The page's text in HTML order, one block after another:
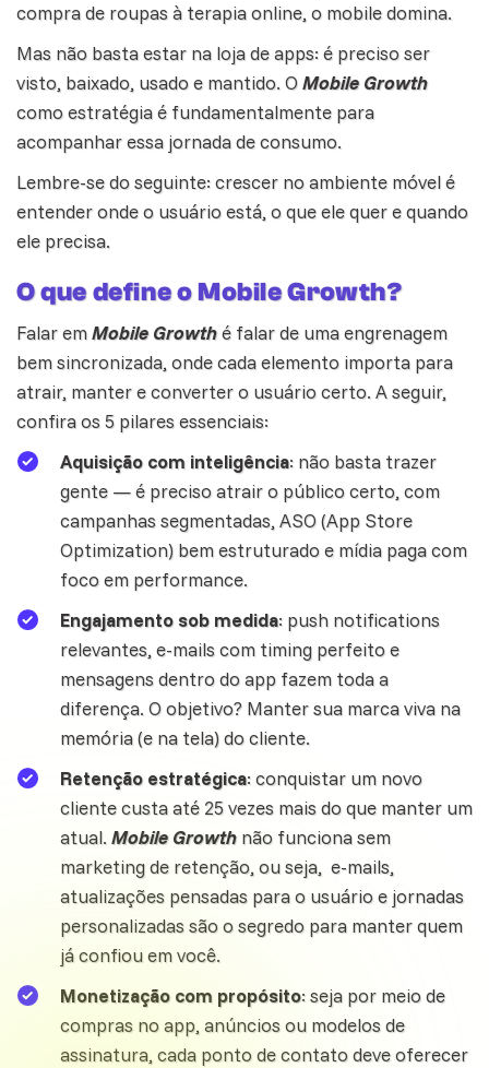
compra de roupas à terapia online, o mobile domina.
Mas não basta estar na loja de apps: é preciso ser
visto, baixado, usado e mantido. OMobile Growth
como estratégia é fundamentalmente para
acompanhar essa jornada de consumo.
Lembre-se do seguinte: crescer no ambiente móvel é
entender onde o usuário está, o que ele quer e quando
ele precisa.
O que define o Mobile Growth?
Falar emMobile Growthé falar de uma engrenagem
bem sincronizada, onde cada elemento importa para
atrair, manter e converter o usuário certo. A seguir,
confira os 5 pilares essenciais:
Aquisição com inteligência: não basta trazer
gente — é preciso atrair o público certo, com
campanhas segmentadas, ASO (App Store
Optimization) bem estruturado e mídia paga com
foco em performance.
Engajamento sob medida: push notifications
relevantes, e-mails com timing perfeito e
mensagens dentro do app fazem toda a
diferença. O objetivo? Manter sua marca viva na
memória (e na tela) do cliente.
Retenção estratégica: conquistar um novo
cliente custa até 25 vezes mais do que manter um
atual. Mobile Growth não funciona sem
marketing de retenção, ou seja, e-mails,
atualizações pensadas para o usuário e jornadas
personalizadas são o segredo para manter quem
já confiou em você.
Monetização com propósito: seja por meio de
compras no app, anúncios ou modelos de
assinatura, cada ponto de contato deve oferecer